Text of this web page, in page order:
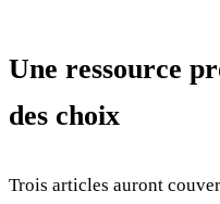
Une ressource
des choix
Trois articles auront